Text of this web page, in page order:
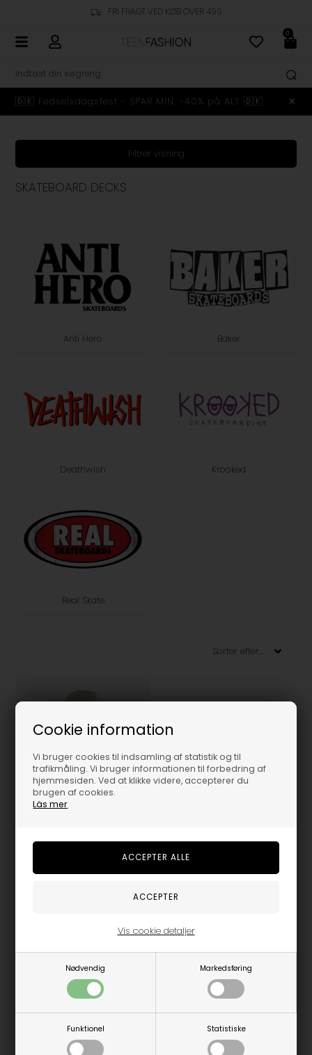
Cookie information
Vi bruger cookies til indsamling af statistik og til
trafikmåling. Vi bruger informationen til forbedring af
hjemmesiden. Ved at klikke videre, accepterer du
brugen af cookies.
Läs mer
Nødvendig Markedsføring
Funktionel Statistiske
Vis cookie detaljer
FRI FRAGT VED KØB OVER 499
0
🇩🇰 Fødselsdagsfest - SPAR MIN. -40% på ALT 🇩🇰
Filtrer visning
SKATEBOARD DECKS
Anti Hero Baker
Deathwish Krooked
Real Skate